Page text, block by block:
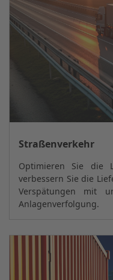
Straßenverkehr
Optimieren Sie die
verbessern Sie die
Verspätungen mit
Anlagenverfolgung.